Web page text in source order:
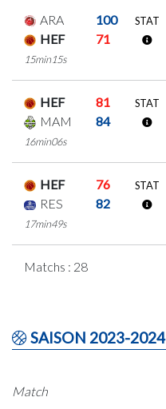
ARA
100
HEF
71
15min15s
STAT
HEF
81
MAM
84
16min06s
STAT
HEF
76
RES
82
17min49s
STAT
Matchs : 28
SAISON 2023-2024
Match